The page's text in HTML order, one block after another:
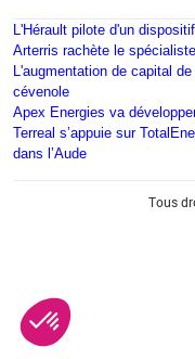
L'Hérault pilote d'un
Arterris rachète le
L'augmentation de capital
cévenole
Apex Energies va
Terreal s’appuie sur
dans l’Aude
Tous